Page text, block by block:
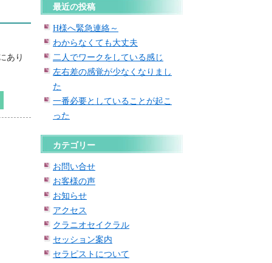
あり
最近の投稿
H様へ緊急連絡～
わからなくても大丈夫
二人でワークをしている感じ
左右差の感覚が少なくなりまし
た
一番必要としていることが起こ
った
カテゴリー
お問い合せ
お客様の声
お知らせ
アクセス
クラニオセイクラル
セッション案内
セラピストについて